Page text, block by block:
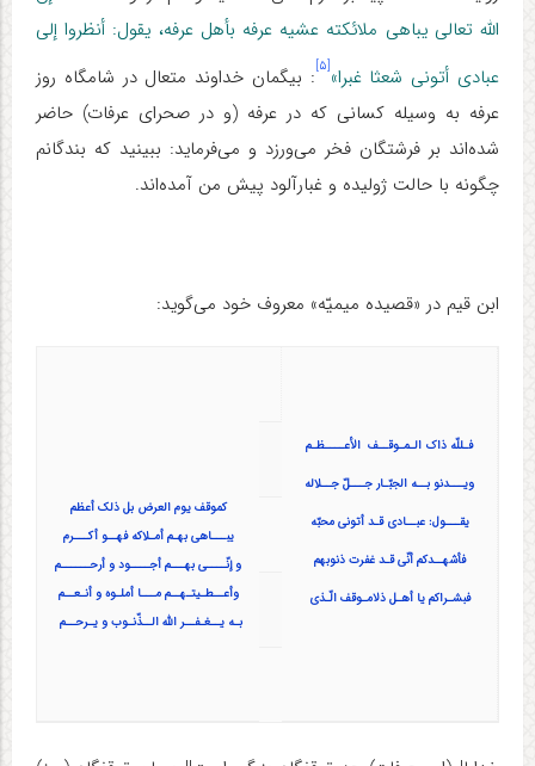
الله تعالی یباهی ملائکته عشیه عرفه بأهل عرفه، یقول: أنظروا إلی
عبادی أتونی شعثا غبرا»[۵]
: بیگمان خداوند متعال در شامگاه روز
عرفه به وسیله کسانی که در عرفه (و در صحرای عرفات) حاضر
شده‌اند بر فرشتگان فخر می‌ورزد و می‌فرماید: ببینید که بندگانم
چگونه با حالت ژولیده و غبارآلود پیش من آمده‌اند.
ابن قیم در «قصیده میمیّه» معروف خود می‌گوید:
فـللّه ذاک الـمـوقــف الأعــــظـم
ویـــدنو بــه الجبّـار جـــلّ جــلاله
یقـــول: عبــادی قـد أتونی محبّه
فأشهــدکم أنّی قـد غفرت ذنوبهم
فبشـراکم یا أهـل ذلامـوقف الّـذی
کموقف یوم العرض بل ذلک أعظم
یبـــاهی بهـم أمـلاکه فهــو أکـــرم
و إنّــــی بهـــم أجــــود و أرحــــــم
وأعــطـیتـهــم مـــا أملـوه و أنـعــم
بـه یــغـفــر الله الــذّنـوب و یـرحــم